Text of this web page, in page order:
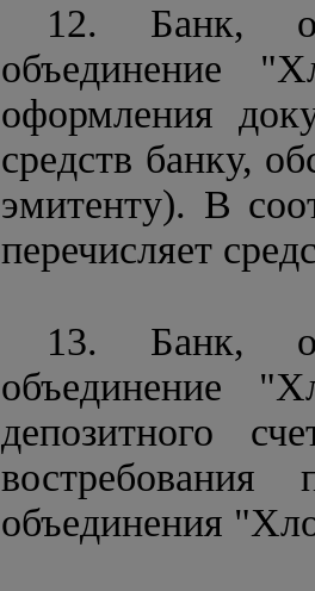
12. Банк,
объединение
оформления
средств банку,
эмитенту). В
перечисляет
13. Банк,
объединение
депозитного
востребования
объединения